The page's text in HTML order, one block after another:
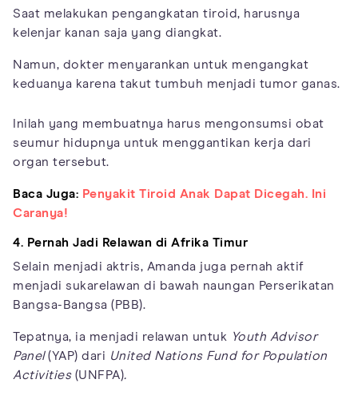
Saat melakukan pengangkatan tiroid, harusnya
kelenjar kanan saja yang diangkat.
Namun, dokter menyarankan untuk mengangkat
keduanya karena takut tumbuh menjadi tumor ganas.
Inilah yang membuatnya harus mengonsumsi obat
seumur hidupnya untuk menggantikan kerja dari
organ tersebut.
Baca Juga: Penyakit Tiroid Anak Dapat Dicegah. Ini
Caranya!
4. Pernah Jadi Relawan di Afrika Timur
Selain menjadi aktris, Amanda juga pernah aktif
menjadi sukarelawan di bawah naungan Perserikatan
Bangsa-Bangsa (PBB).
Tepatnya, ia menjadi relawan untuk Youth Advisor
Panel(YAP) dari United Nations Fund for Population
Activities(UNFPA).